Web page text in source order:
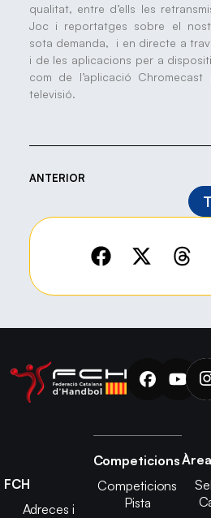
qualitat, entre d’ells les
Joc i reportatges sobre el
sota demanda, i en directe a
i de les aplicacions per a
com de l’aplicació
televisió.
ANTERIOR
FCH
Adreces i
Competicions
Competicions
Pista